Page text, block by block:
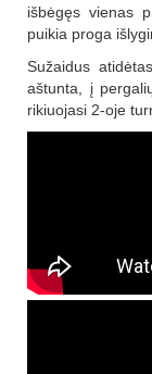
išbėgęs vienas
puikia proga
Sužaidus
aštunta, į
rikiuojasi 2-oje